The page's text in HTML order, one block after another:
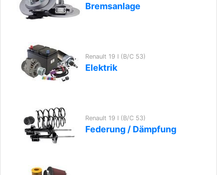
Bremsanlage
Renault 19 I (B/C 53)
Elektrik
Renault 19 I (B/C 53)
Federung / Dämpfung